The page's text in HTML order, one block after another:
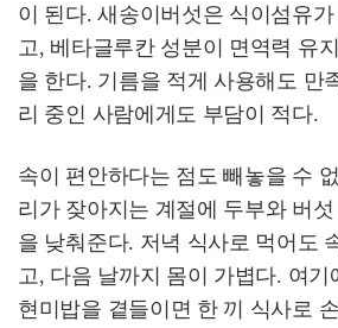
이 된다. 새송이버섯은 식이섬유
고, 베타글루칸 성분이 면역력 유
을 한다. 기름을 적게 사용해도 만
리 중인 사람에게도 부담이 적다.
속이 편안하다는 점도 빼놓을 수
리가 잦아지는 계절에 두부와 버
을 낮춰준다. 저녁 식사로 먹어도
고, 다음 날까지 몸이 가볍다. 여
현미밥을 곁들이면 한 끼 식사로